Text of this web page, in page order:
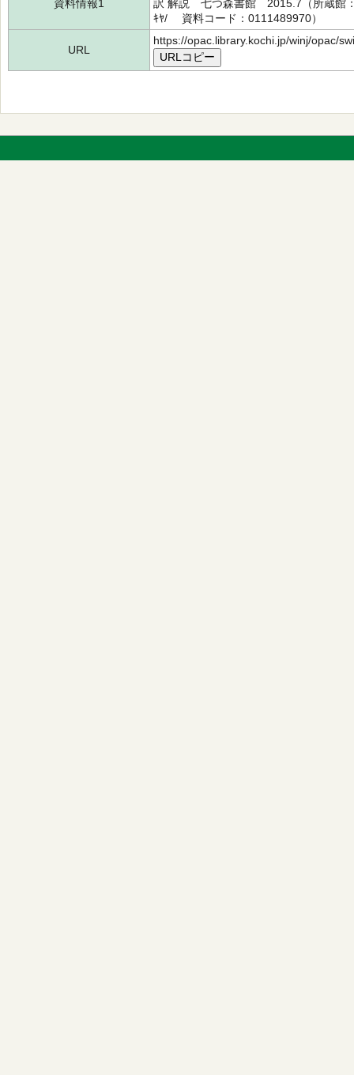
資料情報1
訳 解説 七つ森書館 2015.7（所蔵館
ｷﾔ/ 資料コード：0111489970）
URL
https://opac.library.kochi.jp/winj/opac/
URLコピー